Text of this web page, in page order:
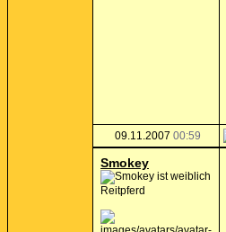
09.11.2007 00:59
Smokey
Reitpferd